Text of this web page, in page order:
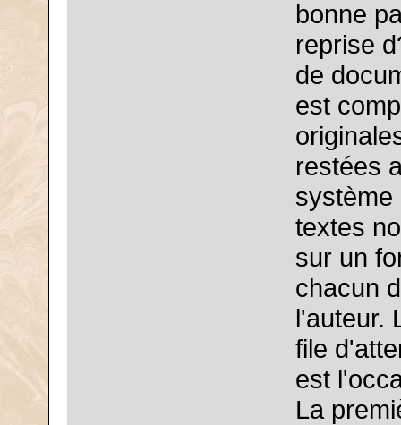
bonne
reprise
de
est
restées
système
textes
sur un
chacun
l'auteur.
file
est
La